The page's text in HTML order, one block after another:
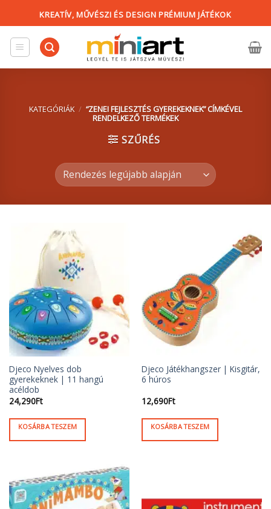
content
KREATÍV, MŰVÉSZI ÉS DESIGN PRÉMIUM JÁTÉKOK
KATEGÓRIÁK / “ZENEI FEJLESZTÉS GYEREKEKNEK” CÍMKÉVEL
RENDELKEZŐ TERMÉKEK
SZŰRÉS
Djeco Nyelves dob
gyerekeknek | 11 hangú
acéldob
24,290Ft
KOSÁRBA TESZEM
Djeco Játékhangszer | Kisgitár,
6 húros
12,690Ft
KOSÁRBA TESZEM